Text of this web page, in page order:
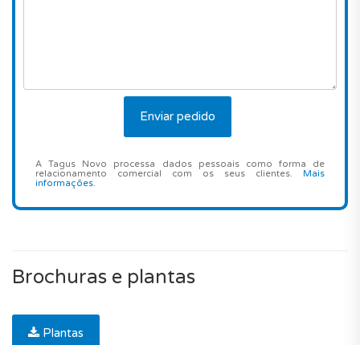
A Tagus Novo processa dados pessoais como forma de
relacionamento comercial com os seus clientes. Mais
informações.
Brochuras e plantas
Plantas